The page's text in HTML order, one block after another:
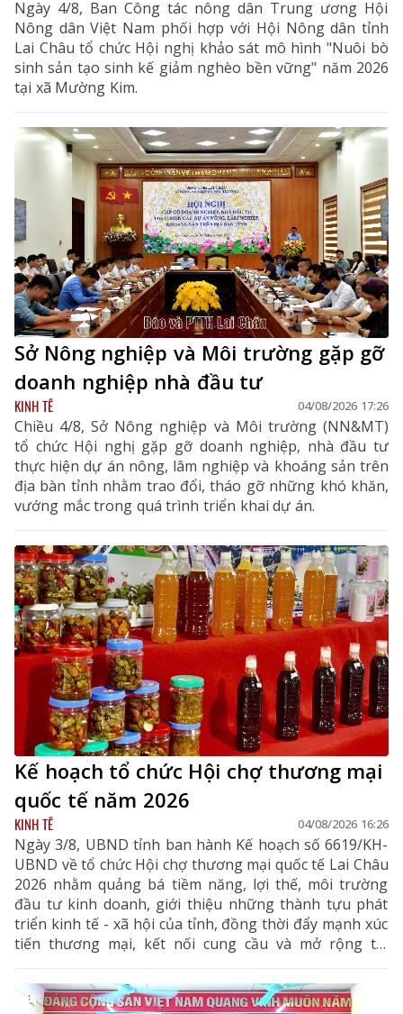
Ngày 4/8, Ban Công tác nông dân Trung ương Hội
Nông dân Việt Nam phối hợp với Hội Nông dân tỉnh
Lai Châu tổ chức Hội nghị khảo sát mô hình "Nuôi bò
sinh sản tạo sinh kế giảm nghèo bền vững" năm 2026
tại xã Mường Kim.
Sở Nông nghiệp và Môi trường gặp gỡ
doanh nghiệp nhà đầu tư
KINH TẾ 04/08/2026 17:26
Chiều 4/8, Sở Nông nghiệp và Môi trường (NN&MT)
tổ chức Hội nghị gặp gỡ doanh nghiệp, nhà đầu tư
thực hiện dự án nông, lâm nghiệp và khoáng sản trên
địa bàn tỉnh nhằm trao đổi, tháo gỡ những khó khăn,
vướng mắc trong quá trình triển khai dự án.
Kế hoạch tổ chức Hội chợ thương mại
quốc tế năm 2026
KINH TẾ 04/08/2026 16:26
Ngày 3/8, UBND tỉnh ban hành Kế hoạch số 6619/KH-
UBND về tổ chức Hội chợ thương mại quốc tế Lai Châu
2026 nhằm quảng bá tiềm năng, lợi thế, môi trường
đầu tư kinh doanh, giới thiệu những thành tựu phát
triển kinh tế - xã hội của tỉnh, đồng thời đẩy mạnh xúc
tiến thương mại, kết nối cung cầu và mở rộng thị
trường tiêu thụ cho các sản phẩm đặc hữu, sản phẩm
OCOP và các mặt hàng có tiềm năng xuất khẩu của địa
phương.